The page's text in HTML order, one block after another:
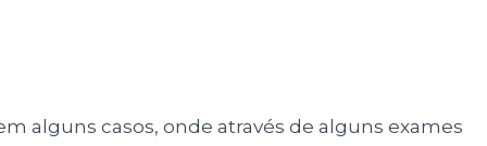
alguns casos, onde através de alguns exames